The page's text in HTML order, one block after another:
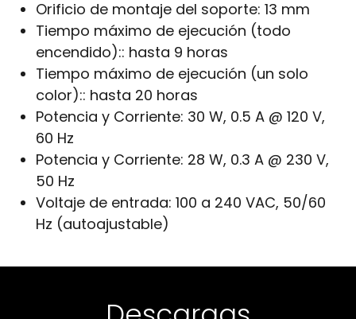
Orificio de montaje del soporte: 13 mm
Tiempo máximo de ejecución (todo
encendido):: hasta 9 horas
Tiempo máximo de ejecución (un solo
color):: hasta 20 horas
Potencia y Corriente: 30 W, 0.5 A @ 120 V,
60 Hz
Potencia y Corriente: 28 W, 0.3 A @ 230 V,
50 Hz
Voltaje de entrada: 100 a 240 VAC, 50/60
Hz (autoajustable)